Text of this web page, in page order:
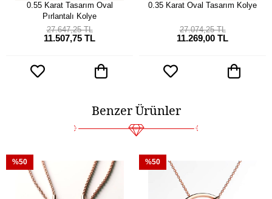
0.55 Karat Tasarım Oval
Pırlantalı Kolye
11.507,75 TL
27.647,25 TL
0.35 Karat Oval Tasarım Kolye
11.269,00 TL
27.074,25 TL
Benzer Ürünler
%50 %50